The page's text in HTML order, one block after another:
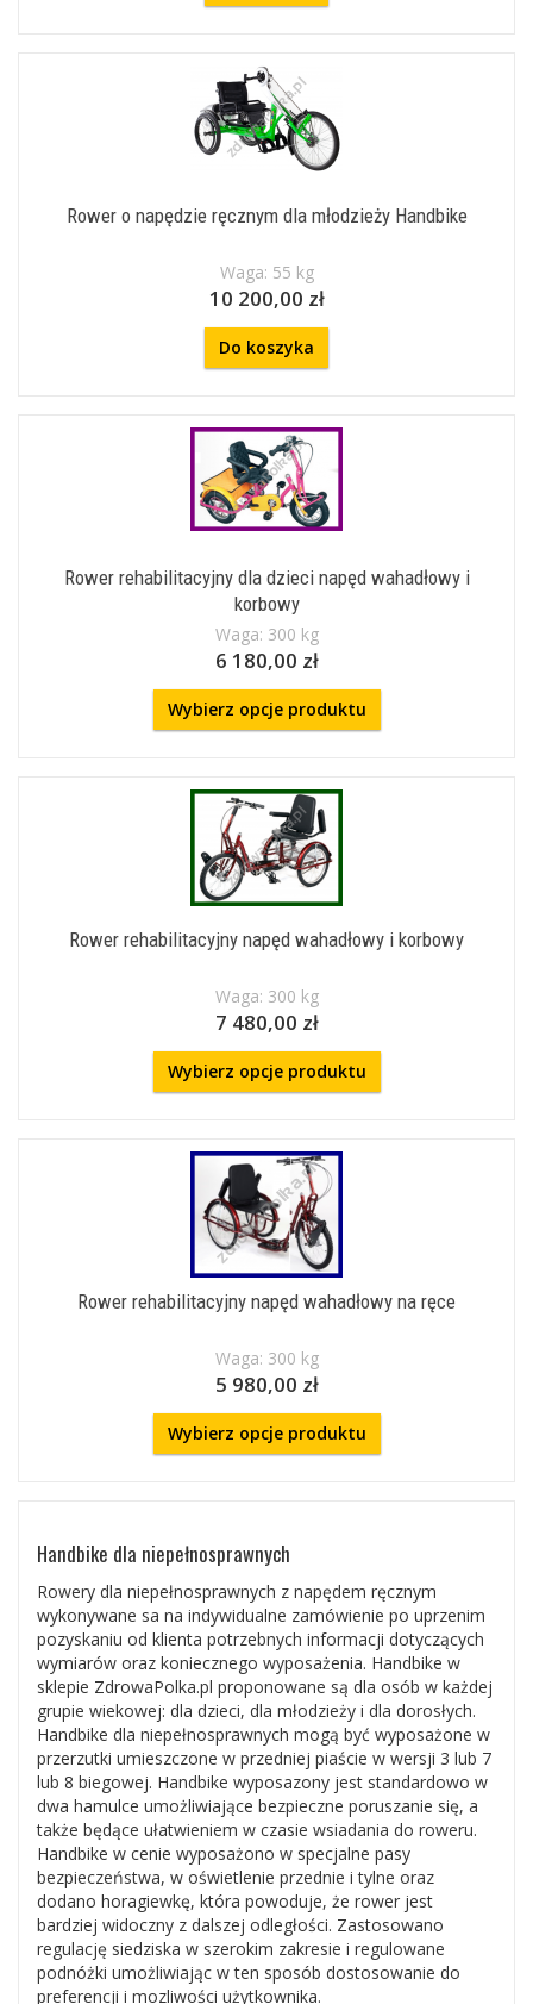
Rower o napędzie ręcznym dla młodzieży Handbike
Waga: 55 kg
10 200,00 zł
Do koszyka
Rower rehabilitacyjny dla dzieci napęd wahadłowy i
korbowy
Waga: 300 kg
6 180,00 zł
Wybierz opcje produktu
Rower rehabilitacyjny napęd wahadłowy i korbowy
Waga: 300 kg
7 480,00 zł
Wybierz opcje produktu
Rower rehabilitacyjny napęd wahadłowy na ręce
Waga: 300 kg
5 980,00 zł
Wybierz opcje produktu
Handbike dla niepełnosprawnych
Rowery dla niepełnosprawnych z napędem ręcznym
wykonywane sa na indywidualne zamówienie po uprzenim
pozyskaniu od klienta potrzebnych informacji dotyczących
wymiarów oraz koniecznego wyposażenia. Handbike w
sklepie ZdrowaPolka.pl proponowane są dla osób w każdej
grupie wiekowej: dla dzieci, dla młodzieży i dla dorosłych.
Handbike dla niepełnosprawnych mogą być wyposażone w
przerzutki umieszczone w przedniej piaście w wersji 3 lub 7
lub 8 biegowej. Handbike wyposazony jest standardowo w
dwa hamulce umożliwiające bezpieczne poruszanie się, a
także będące ułatwieniem w czasie wsiadania do roweru.
Handbike w cenie wyposażono w specjalne pasy
bezpieczeństwa, w oświetlenie przednie i tylne oraz
dodano horagiewkę, która powoduje, że rower jest
bardziej widoczny z dalszej odległości. Zastosowano
regulację siedziska w szerokim zakresie i regulowane
podnóżki umożliwiając w ten sposób dostosowanie do
preferencji i mozliwości użytkownika.